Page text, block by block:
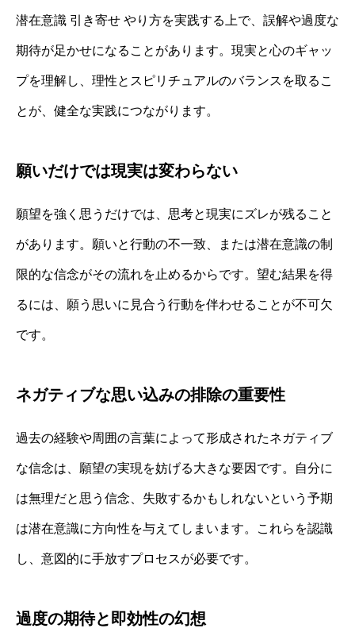
潜在意識 引き寄せ やり方を実践する上で、誤解や過度な
期待が足かせになることがあります。現実と心のギャッ
プを理解し、理性とスピリチュアルのバランスを取るこ
とが、健全な実践につながります。
願いだけでは現実は変わらない
願望を強く思うだけでは、思考と現実にズレが残ること
があります。願いと行動の不一致、または潜在意識の制
限的な信念がその流れを止めるからです。望む結果を得
るには、願う思いに見合う行動を伴わせることが不可欠
です。
ネガティブな思い込みの排除の重要性
過去の経験や周囲の言葉によって形成されたネガティブ
な信念は、願望の実現を妨げる大きな要因です。自分に
は無理だと思う信念、失敗するかもしれないという予期
は潜在意識に方向性を与えてしまいます。これらを認識
し、意図的に手放すプロセスが必要です。
過度の期待と即効性の幻想